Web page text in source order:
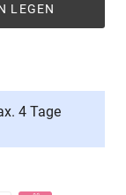
LEGEN
4 Tage